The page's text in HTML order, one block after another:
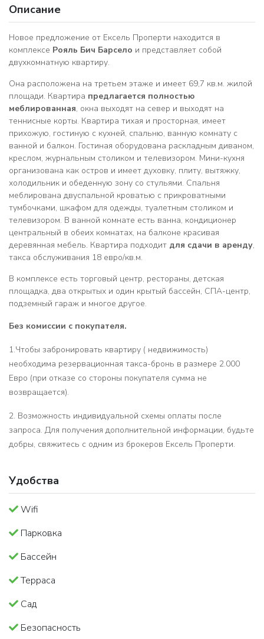
Описание
Новое предложение от Ексель Проперти находится в
комплексе Рояль Бич Барсело и представляет собой
двухкомнатную квартиру.
Она расположена на третьем этаже и имеет 69,7 кв.м. жилой
площади. Квартира предлагается полностью
меблированная, окна выходят на север и выходят на
теннисные корты. Квартира тихая и просторная, имеет
прихожую, гостиную с кухней, спальню, ванную комнату с
ванной и балкон. Гостиная оборудована раскладным диваном,
креслом, журнальным столиком и телевизором. Мини-кухня
организована как остров и имеет духовку, плиту, вытяжку,
холодильник и обеденную зону со стульями. Спальня
меблирована двуспальной кроватью с прикроватными
тумбочками, шкафом для одежды, туалетным столиком и
телевизором. В ванной комнате есть ванна, кондиционер
центральный в обеих комнатах​​, на балконе красивая
деревянная мебель. Квартира подходит для сдачи в аренду,
такса обслуживания 18 евро/кв.м.
В комплексе есть торговый центр, рестораны, детская
площадка, два открытых и один крытый бассейн, СПА-центр,
подземный гараж и многое другое.
Без комиссии с покупателя.
1.Чтобы забронировать квартиру ( недвижимость)
необходима резервационная такса-бронь в размере 2.000
Евро (при отказе со стороны покупателя сумма не
возвращается).
2. Возможность индивидуальной схемы оплаты после
запроса. Для получения дополнительной информации, будьте
добры, свяжитесь с одним из брокеров Eксель Проперти.
Удобства
Wifi
Парковка
Бассейн
Терраса
Сад
Безопасность